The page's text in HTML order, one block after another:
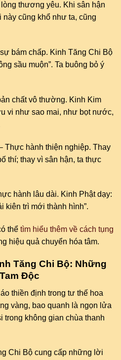
thương yêu. Khi sân hận
cũng khổ như ta, cũng
bám chấp. Kinh Tăng Chi Bộ
sầu muộn”. Ta buông bỏ ý
chất vô thường. Kinh Kim
vi như sao mai, như bọt nước,
Thực hành thiện nghiệp. Thay
thí; thay vì sân hận, ta thực
hành lâu dài. Kinh Phật dạy:
kiên trì mới thành hình”.
thể tìm hiểu thêm về cách tụng
hiệu quả chuyển hóa tâm.
Tăng Chi Bộ: Những
Độc
Chi Bộ cung cấp những lời